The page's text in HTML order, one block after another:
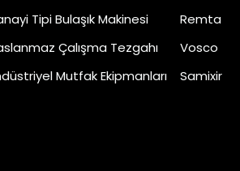
Tipi Bulaşık Makinesi
Çalışma Tezgahı
Mutfak Ekipmanları
Remta
Vosco
Samixir